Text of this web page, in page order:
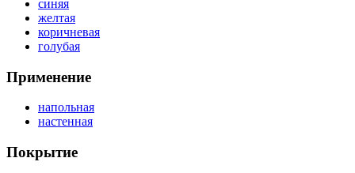
синяя
желтая
коричневая
голубая
Применение
напольная
настенная
Покрытие